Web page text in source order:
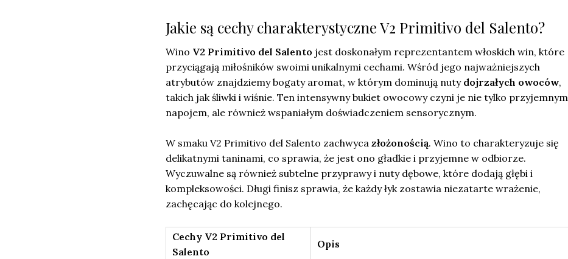
Jakie są cechy charakterystyczne V2 Primitivo del Salento?
Wino V2 Primitivo del Salento jest doskonałym reprezentantem włoskich win, które
przyciągają miłośników swoimi unikalnymi cechami. Wśród jego najważniejszych
atrybutów znajdziemy bogaty aromat, w którym dominują nuty dojrzałych owoców,
takich jak śliwki i wiśnie. Ten intensywny bukiet owocowy czyni je nie tylko przyjemnym
napojem, ale również wspaniałym doświadczeniem sensorycznym.
W smaku V2 Primitivo del Salento zachwyca złożonością. Wino to charakteryzuje się
delikatnymi taninami, co sprawia, że jest ono gładkie i przyjemne w odbiorze.
Wyczuwalne są również subtelne przyprawy i nuty dębowe, które dodają głębi i
kompleksowości. Długi finisz sprawia, że każdy łyk zostawia niezatarte wrażenie,
zachęcając do kolejnego.
Cechy V2 Primitivo del
Salento
Opis